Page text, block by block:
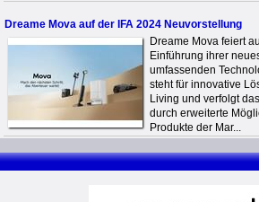
Dreame Mova auf der IFA 2024 Neuvorstellung
Dreame Mova feiert
Einführung ihrer
umfassenden
steht für innovative
Living und verfolgt
durch erweiterte
Produkte der Mar...